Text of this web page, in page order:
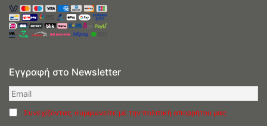
Εγγραφή στο Newsletter
Συνεχίζοντας, συμφωνείτε με την πολιτική απορρήτου μας